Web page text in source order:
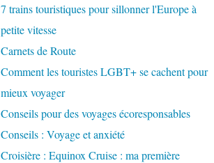
7 trains touristiques pour sillonner l'Europe à
petite vitesse
Carnets de Route
Comment les touristes LGBT+ se cachent pour
mieux voyager
Conseils pour des voyages écoresponsables
Conseils : Voyage et anxiété
Croisière : Equinox Cruise : ma première